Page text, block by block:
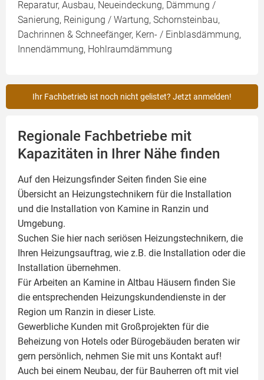
Reparatur, Ausbau, Neueindeckung, Dämmung /
Sanierung, Reinigung / Wartung, Schornsteinbau,
Dachrinnen & Schneefänger, Kern- / Einblasdämmung,
Innendämmung, Hohlraumdämmung
Ihr Fachbetrieb ist noch nicht gelistet? Jetzt anmelden!
Regionale Fachbetriebe mit
Kapazitäten in Ihrer Nähe finden
Auf den Heizungsfinder Seiten finden Sie eine
Übersicht an Heizungstechnikern für die Installation
und die Installation von Kamine in Ranzin und
Umgebung.
Suchen Sie hier nach seriösen Heizungstechnikern, die
Ihren Heizungsauftrag, wie z.B. die Installation oder die
Installation übernehmen.
Für Arbeiten an Kamine in Altbau Häusern finden Sie
die entsprechenden Heizungskundendienste in der
Region um Ranzin in dieser Liste.
Gewerbliche Kunden mit Großprojekten für die
Beheizung von Hotels oder Bürogebäuden beraten wir
gern persönlich, nehmen Sie mit uns Kontakt auf!
Auch bei einem Neubau, der für Bauherren oft mit viel